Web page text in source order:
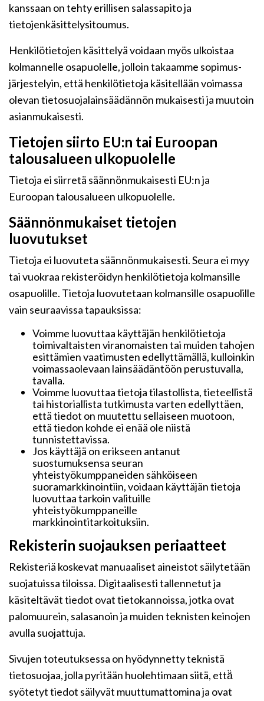
kanssaan on tehty erillisen salassapito ja
tietojenkäsittelysitoumus.
Henkilötietojen käsittelyä voidaan myös ulkoistaa
kolmannelle osapuolelle, jolloin takaamme sopimus-
järjestelyin, että henkilötietoja käsitellään voimassa
olevan tietosuojalainsäädännön mukaisesti ja muutoin
asianmukaisesti.
Tietojen siirto EU:n tai Euroopan
talousalueen ulkopuolelle
Tietoja ei siirretä säännönmukaisesti EU:n ja
Euroopan talousalueen ulkopuolelle.
Säännönmukaiset tietojen
luovutukset
Tietoja ei luovuteta säännönmukaisesti. Seura ei myy
tai vuokraa rekisteröidyn henkilötietoja kolmansille
osapuolille. Tietoja luovutetaan kolmansille osapuolille
vain seuraavissa tapauksissa:
Voimme luovuttaa käyttäjän henkilötietoja
toimivaltaisten viranomaisten tai muiden tahojen
esittämien vaatimusten edellyttämällä, kulloinkin
voimassaolevaan lainsäädäntöön perustuvalla,
tavalla.
Voimme luovuttaa tietoja tilastollista, tieteellistä
tai historiallista tutkimusta varten edellyttäen,
että tiedot on muutettu sellaiseen muotoon,
että tiedon kohde ei enää ole niistä
tunnistettavissa.
Jos käyttäjä on erikseen antanut
suostumuksensa seuran
yhteistyökumppaneiden sähköiseen
suoramarkkinointiin, voidaan käyttäjän tietoja
luovuttaa tarkoin valituille
yhteistyökumppaneille
markkinointitarkoituksiin.
Rekisterin suojauksen periaatteet
Rekisteriä koskevat manuaaliset aineistot säilytetään
suojatuissa tiloissa. Digitaalisesti tallennetut ja
käsiteltävät tiedot ovat tietokannoissa, jotka ovat
palomuurein, salasanoin ja muiden teknisten keinojen
avulla suojattuja.
Sivujen toteutuksessa on hyödynnetty teknistä
tietosuojaa, jolla pyritään huolehtimaan siitä, että̈
syötetyt tiedot säilyvät muuttumattomina ja ovat